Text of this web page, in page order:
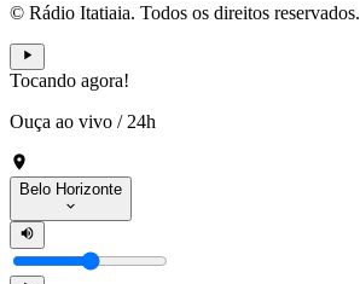
© Rádio Itatiaia. Todos os direitos reservados.
Tocando agora!
Ouça ao vivo / 24h
Belo Horizonte